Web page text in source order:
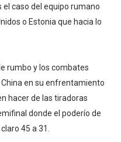
monarca
2026 - Las Utah
2026 (Oklahoma City,
- Tadej Pogacar
Norris consigue
caso del equipo rumano
o Estonia que hacia lo
rumbo y los combates
en su enfrentamiento
hacer de las tiradoras
donde el poderío de
45 a 31.